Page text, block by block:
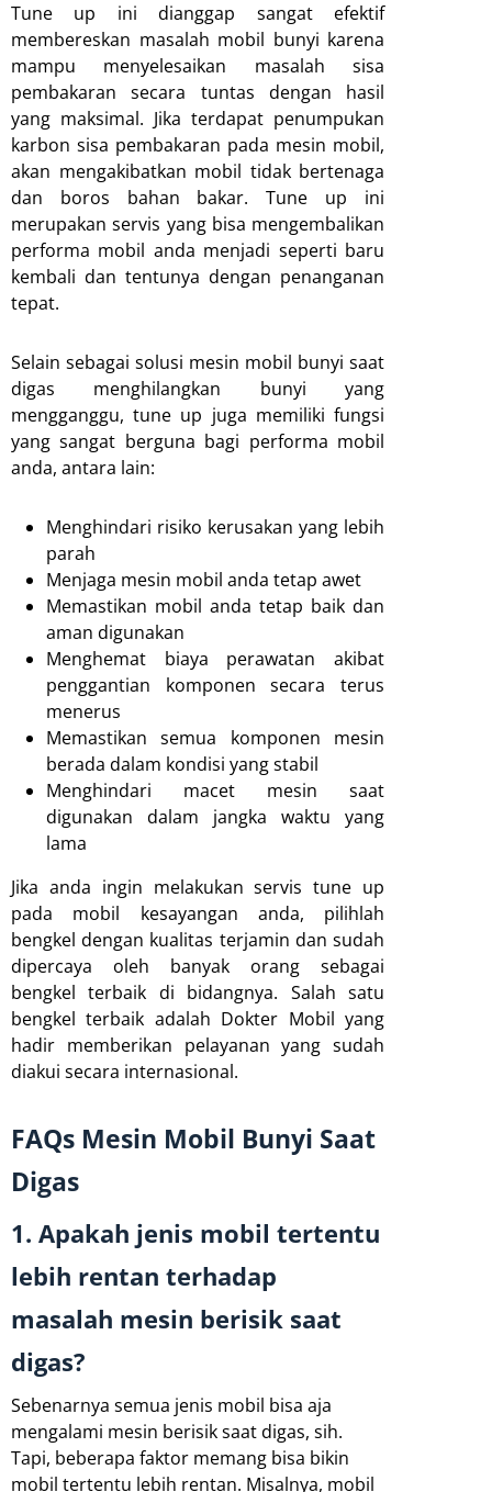
Tune up ini dianggap sangat efektif
membereskan masalah mobil bunyi karena
mampu menyelesaikan masalah sisa
pembakaran secara tuntas dengan hasil
yang maksimal. Jika terdapat penumpukan
karbon sisa pembakaran pada mesin mobil,
akan mengakibatkan mobil tidak bertenaga
dan boros bahan bakar. Tune up ini
merupakan servis yang bisa mengembalikan
performa mobil anda menjadi seperti baru
kembali dan tentunya dengan penanganan
tepat.
Selain sebagai solusi mesin mobil bunyi saat
digas menghilangkan bunyi yang
mengganggu, tune up juga memiliki fungsi
yang sangat berguna bagi performa mobil
anda, antara lain:
Menghindari risiko kerusakan yang lebih
parah
Menjaga mesin mobil anda tetap awet
Memastikan mobil anda tetap baik dan
aman digunakan
Menghemat biaya perawatan akibat
penggantian komponen secara terus
menerus
Memastikan semua komponen mesin
berada dalam kondisi yang stabil
Menghindari macet mesin saat
digunakan dalam jangka waktu yang
lama
Jika anda ingin melakukan servis tune up
pada mobil kesayangan anda, pilihlah
bengkel dengan kualitas terjamin dan sudah
dipercaya oleh banyak orang sebagai
bengkel terbaik di bidangnya. Salah satu
bengkel terbaik adalah Dokter Mobil yang
hadir memberikan pelayanan yang sudah
diakui secara internasional.
FAQs Mesin Mobil Bunyi Saat
Digas
1. Apakah jenis mobil tertentu
lebih rentan terhadap
masalah mesin berisik saat
digas?
Sebenarnya semua jenis mobil bisa aja
mengalami mesin berisik saat digas, sih.
Tapi, beberapa faktor memang bisa bikin
mobil tertentu lebih rentan. Misalnya, mobil